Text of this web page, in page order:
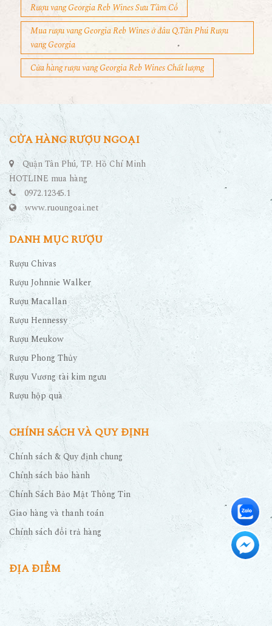
Rượu vang Georgia Reb Wines Sưu Tầm Cổ
Mua rượu vang Georgia Reb Wines ở đâu Q.Tân Phú Rượu
vang Georgia
Cửa hàng rượu vang Georgia Reb Wines Chất lượng
CỬA HÀNG RƯỢU NGOẠI
Quận Tân Phú, TP. Hồ Chí Minh
HOTLINE mua hàng
0972.12345.1
www.ruoungoai.net
DANH MỤC RƯỢU
Rượu Chivas
Rượu Johnnie Walker
Rượu Macallan
Rượu Hennessy
Rượu Meukow
Rượu Phong Thủy
Rượu Vương tài kim ngưu
Rượu hộp quà
CHÍNH SÁCH VÀ QUY ĐỊNH
Chính sách & Quy định chung
Chính sách bảo hành
Chính Sách Bảo Mật Thông Tin
Giao hàng và thanh toán
Chính sách đổi trả hàng
ĐỊA ĐIỂM